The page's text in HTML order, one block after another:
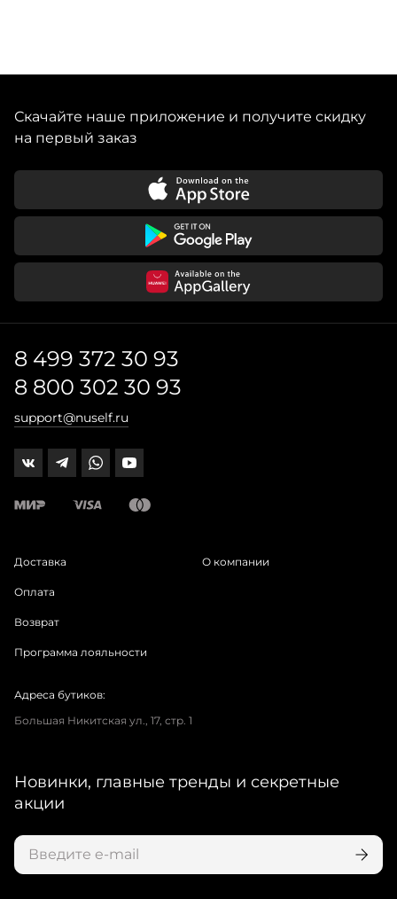
Скачайте наше приложение и получите скидку
на первый заказ
8 499 372 30 93
8 800 302 30 93
support@nuself.ru
Доставка
Оплата
Возврат
Программа лояльности
О компании
Адреса бутиков:
Большая Никитская ул., 17, стр. 1
Новинки, главные тренды и секретные
акции